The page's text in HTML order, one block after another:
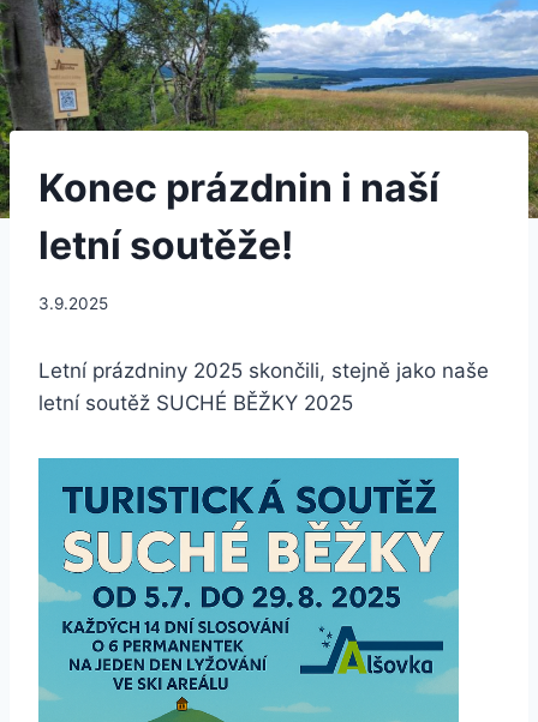
Konec prázdnin i naší
letní soutěže!
3.9.2025
Letní prázdniny 2025 skončili, stejně jako naše
letní soutěž SUCHÉ BĚŽKY 2025